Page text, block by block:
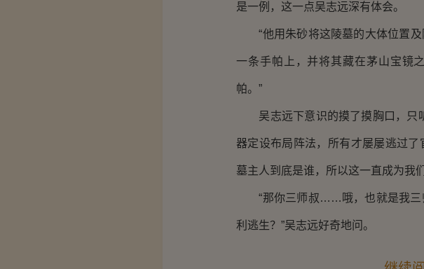
是一例，这一点吴志远深有体会。
“他用朱砂将这陵墓的大体位置及
一条手帕上，并将其藏在茅山宝镜
帕。”
吴志远下意识的摸了摸胸口，只听
器定设布局阵法，所有才屡屡逃过
墓主人到底是谁，所以这一直成为我
“那你三师叔……哦，也就是我三师
利逃生？”吴志远好奇地问。